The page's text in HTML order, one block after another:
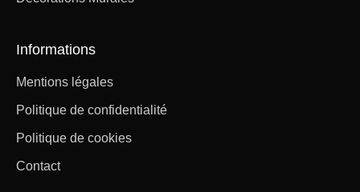
Informations
Mentions légales
Politique de confidentialité
Politique de cookies
Contact